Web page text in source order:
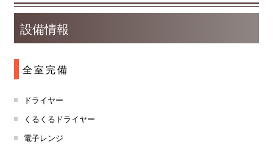
設備情報
全室完備
ドライヤー
くるくるドライヤー
電子レンジ